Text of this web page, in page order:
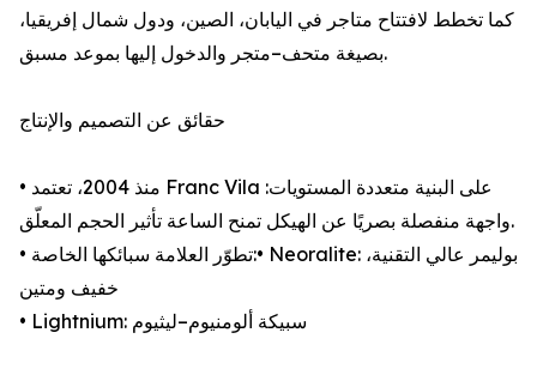
كما تخطط لافتتاح متاجر في اليابان، الصين، ودول شمال إفريقيا،
بصيغة متحف–متجر والدخول إليها بموعد مسبق.
حقائق عن التصميم والإنتاج
• منذ 2004، تعتمد Franc Vila على البنية متعددة المستويات:
واجهة منفصلة بصريًا عن الهيكل تمنح الساعة تأثير الحجم المعلّق.
• تطوّر العلامة سبائكها الخاصة:• Neoralite: بوليمر عالي التقنية،
خفيف ومتين
• Lightnium: سبيكة ألومنيوم–ليثيوم